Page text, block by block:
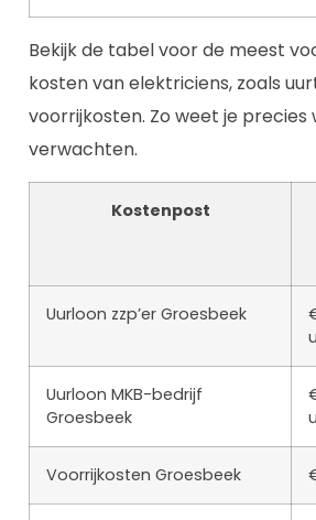
Bekijk de tabel voor de meest
kosten van elektriciens, zoals
voorrijkosten. Zo weet je precies
verwachten.
Kostenpost
Uurloon zzp’er Groesbeek
Uurloon MKB-bedrijf
Groesbeek
Voorrijkosten Groesbeek